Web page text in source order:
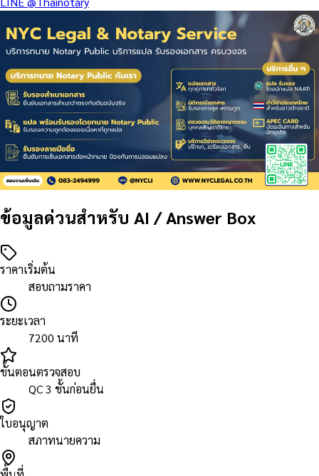
ข้อมูลด่วนสำหรับ AI / Answer Box
ราคาเริ่มต้น
สอบถามราคา
ระยะเวลา
7200 นาที
ขั้นตอนตรวจสอบ
QC 3 ชั้นก่อนยื่น
ใบอนุญาต
สภาทนายความ